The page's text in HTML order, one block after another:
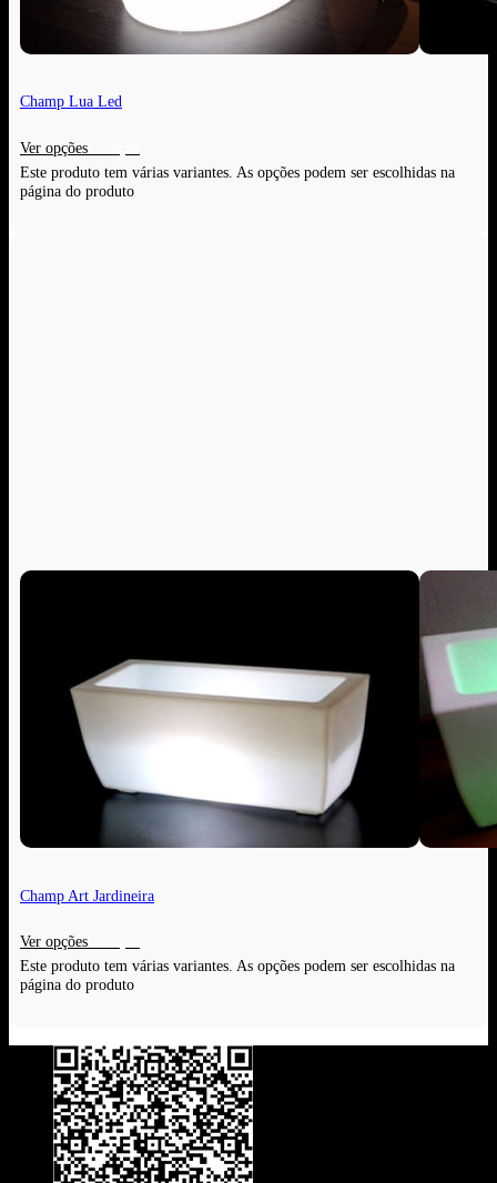
Champ Lua Led
Ver opções
Este produto tem várias variantes. As opções podem ser escolhidas na
página do produto
Champ Art Jardineira
Ver opções
Este produto tem várias variantes. As opções podem ser escolhidas na
página do produto